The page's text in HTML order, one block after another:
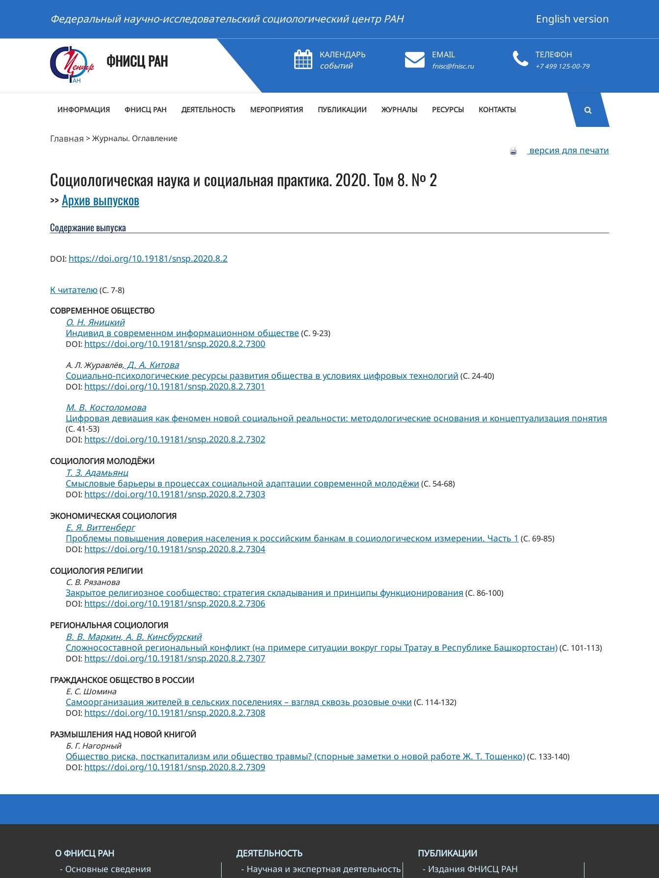
Федеральный научно-исследовательский социологический центр РАН English version
ФНИСЦ РАН
КАЛЕНДАРЬ
событий
EMAIL
fnisc@fnisc.ru
ТЕЛЕФОН
+7 499 125-00-79
ИНФОРМАЦИЯ ФНИСЦ РАН ДЕЯТЕЛЬНОСТЬ МЕРОПРИЯТИЯ ПУБЛИКАЦИИ ЖУРНАЛЫ РЕСУРСЫ КОНТАКТЫ
Главная >Журналы. Оглавление
версия для печати
Социологическая наука и социальная практика. 2020. Том 8. № 2
>>Архив выпусков
Содержание выпуска
DOI: https://doi.org/10.19181/snsp.2020.8.2
К читателю(С. 7-8)
СОВРЕМЕННОЕ ОБЩЕСТВО
О. Н. Яницкий
Индивид в современном информационном обществе (С. 9-23)
DOI: https://doi.org/10.19181/snsp.2020.8.2.7300
А. Л. Журавлёв, Д. А. Китова
Социально-психологические ресурсы развития общества в условиях цифровых технологий (С. 24-40)
DOI: https://doi.org/10.19181/snsp.2020.8.2.7301
М. В. Костоломова
Цифровая девиация как феномен новой социальной реальности: методологические основания и концептуализация понятия
(С. 41-53)
DOI: https://doi.org/10.19181/snsp.2020.8.2.7302
СОЦИОЛОГИЯ МОЛОДЁЖИ
Т. З. Адамьянц
Смысловые барьеры в процессах социальной адаптации современной молодёжи (С. 54-68)
DOI: https://doi.org/10.19181/snsp.2020.8.2.7303
ЭКОНОМИЧЕСКАЯ СОЦИОЛОГИЯ
Е. Я. Виттенберг
Проблемы повышения доверия населения к российским банкам в социологическом измерении. Часть 1 (С. 69-85)
DOI: https://doi.org/10.19181/snsp.2020.8.2.7304
СОЦИОЛОГИЯ РЕЛИГИИ
С. В. Рязанова
Закрытое религиозное сообщество: стратегия складывания и принципы функционирования (С. 86-100)
DOI: https://doi.org/10.19181/snsp.2020.8.2.7306
РЕГИОНАЛЬНАЯ СОЦИОЛОГИЯ
В. В. Маркин, А. В. Кинсбурский
Сложносоставной региональный конфликт (на примере ситуации вокруг горы Тратау в Республике Башкортостан)(С. 101-113)
DOI: https://doi.org/10.19181/snsp.2020.8.2.7307
ГРАЖДАНСКОЕ ОБЩЕСТВО В РОССИИ
Е. С. Шомина
Самоорганизация жителей в сельских поселениях – взгляд сквозь розовые очки (С. 114-132)
DOI: https://doi.org/10.19181/snsp.2020.8.2.7308
РАЗМЫШЛЕНИЯ НАД НОВОЙ КНИГОЙ
Б. Г. Нагорный
Общество риска, посткапитализм или общество травмы? (спорные заметки о новой работе Ж. Т. Тощенко)(С. 133-140)
DOI: https://doi.org/10.19181/snsp.2020.8.2.7309
О ФНИСЦ РАН
- Основные сведения
ДЕЯТЕЛЬНОСТЬ
- Научная и экспертная деятельность
ПУБЛИКАЦИИ
- Издания ФНИСЦ РАН